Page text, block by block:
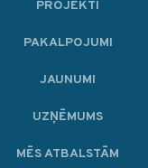
PROJEKTI
PAKALPOJUMI
JAUNUMI
UZŅĒMUMS
MĒS ATBALSTĀM